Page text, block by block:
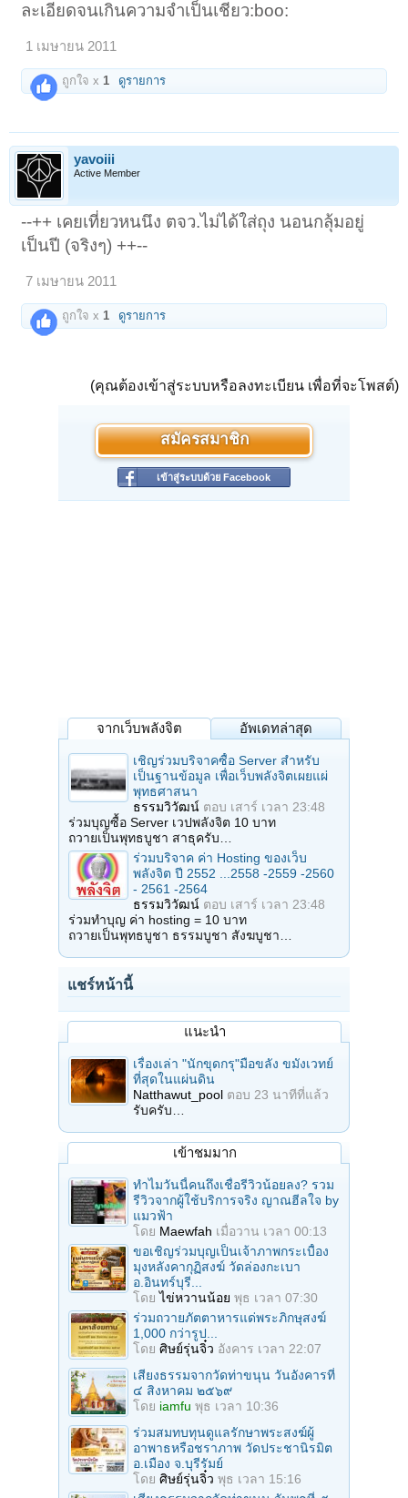
ละเอียดจนเกินความจำเป็นเชียว:boo:
1 เมษายน 2011
ถูกใจ x1 ดูรายการ
yavoiii
Active Member
--++ เคยเที่ยวหนนึง ตจว.ไม่ได้ใส่ถุง นอนกลุ้มอยู่
เป็นปี (จริงๆ) ++--
7 เมษายน 2011
ถูกใจ x 1 ดูรายการ
(คุณต้องเข้าสู่ระบบหรือลงทะเบียน เพื่อที่จะโพสต์)
สมัครสมาชิก
เข้าสู่ระบบด้วย Facebook
จากเว็บพลังจิต อัพเดทล่าสุด
เชิญร่วมบริจาคซื้อ Server สำหรับ
เป็นฐานข้อมูล เพื่อเว็บพลังจิตเผยแผ่
พุทธศาสนา
ธรรมวิวัฒน์ ตอบ เสาร์ เวลา 23:48
ร่วมบุญซื้อ Server เวปพลังจิต 10 บาท
ถวายเป็นพุทธบูชา สาธุครับ…
ร่วมบริจาค ค่า Hosting ของเว็บ
พลังจิต ปี 2552 ...2558 -2559 -2560
- 2561 -2564
ธรรมวิวัฒน์ ตอบ เสาร์ เวลา 23:48
ร่วมทำบุญ ค่า hosting = 10 บาท
ถวายเป็นพุทธบูชา ธรรมบูชา สังฆบูชา…
แชร์หน้านี้
แนะนำ
เรื่องเล่า "นักขุดกรุ"มือขลัง ขมังเวทย์
ที่สุดในแผ่นดิน
Natthawut_pool ตอบ 23 นาทีที่แล้ว
รับครับ…
เข้าชมมาก
ทำไมวันนี้คนถึงเชื่อรีวิวน้อยลง? รวม
รีวิวจากผู้ใช้บริการจริง ญาณฮีลใจ by
แมวฟ้า
โดย Maewfah เมื่อวาน เวลา 00:13
ขอเชิญร่วมบุญเป็นเจ้าภาพกระเบื้อง
มุงหลังคากุฏิสงฆ์ วัดล่องกะเบา
อ.อินทร์บุรี...
โดยไข่หวานน้อย พุธ เวลา 07:30
ร่วมถวายภัตตาหารแด่พระภิกษุสงฆ์
1,000 กว่ารูป...
โดย ศิษย์รุ่นจิ๋ว อังคาร เวลา 22:07
เสียงธรรมจากวัดท่าขนุน วันอังคารที่
๔ สิงหาคม ๒๕๖๙
โดย iamfu พุธ เวลา 10:36
ร่วมสมทบทุนดูแลรักษาพระสงฆ์ผู้
อาพาธหรือชราภาพ วัดประชานิรมิต
อ.เมือง จ.บุรีรัมย์
โดย ศิษย์รุ่นจิ๋ว พุธ เวลา 15:16